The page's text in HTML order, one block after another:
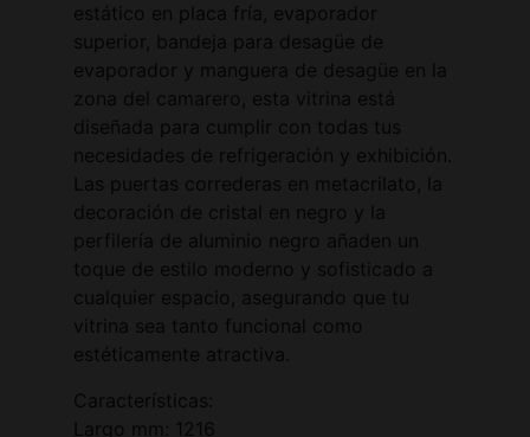
estático en placa fría, evaporador
superior, bandeja para desagüe de
evaporador y manguera de desagüe en la
zona del camarero, esta vitrina está
diseñada para cumplir con todas tus
necesidades de refrigeración y exhibición.
Las puertas correderas en metacrilato, la
decoración de cristal en negro y la
perfilería de aluminio negro añaden un
toque de estilo moderno y sofisticado a
cualquier espacio, asegurando que tu
vitrina sea tanto funcional como
estéticamente atractiva.
Características:
Largo mm: 1216